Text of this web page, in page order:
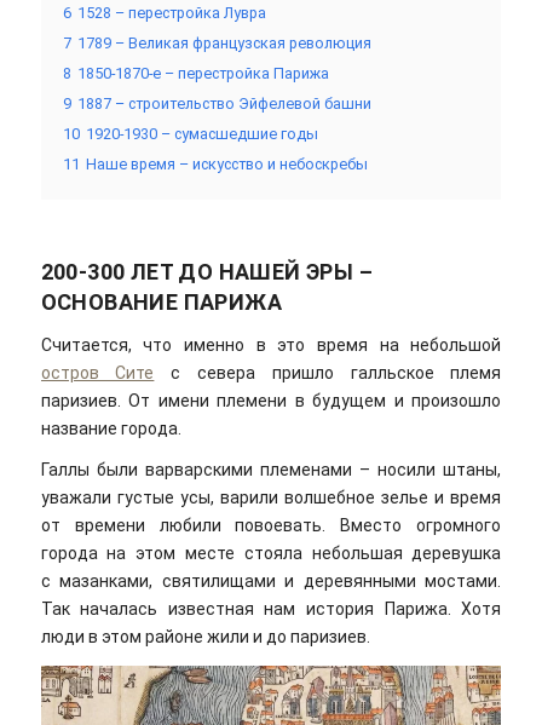
6 1528 – перестройка Лувра
7 1789 – Великая французская революция
8 1850-1870-е – перестройка Парижа
9 1887 – строительство Эйфелевой башни
10 1920-1930 – сумасшедшие годы
11 Наше время – искусство и небоскребы
200-300 ЛЕТ ДО НАШЕЙ ЭРЫ –
ОСНОВАНИЕ ПАРИЖА
Считается, что именно в это время на небольшой
остров Сите с севера пришло галльское племя
паризиев. От имени племени в будущем и произошло
название города.
Галлы были варварскими племенами – носили штаны,
уважали густые усы, варили волшебное зелье и время
от времени любили повоевать. Вместо огромного
города на этом месте стояла небольшая деревушка
с мазанками, святилищами и деревянными мостами.
Так началась известная нам история Парижа. Хотя
люди в этом районе жили и до паризиев.